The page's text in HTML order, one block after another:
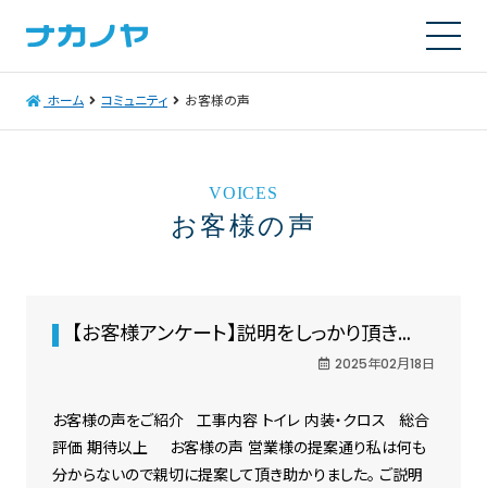
ホーム コミュニティ お客様の声
VOICES
お客様の声
【お客様アンケート】説明をしっかり頂き…
2025年02月18日
お客様の声をご紹介 工事内容 トイレ 内装・クロス 総合
評価 期待以上 お客様の声 営業様の提案通り私は何も
分からないので親切に提案して頂き助かりました。 ご説明